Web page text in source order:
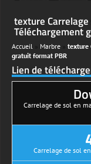
texture
Téléchargement
Accueil Marbre
texture
gratuit format PBR
Lien de
Carrelage de sol en
Carrelage de sol